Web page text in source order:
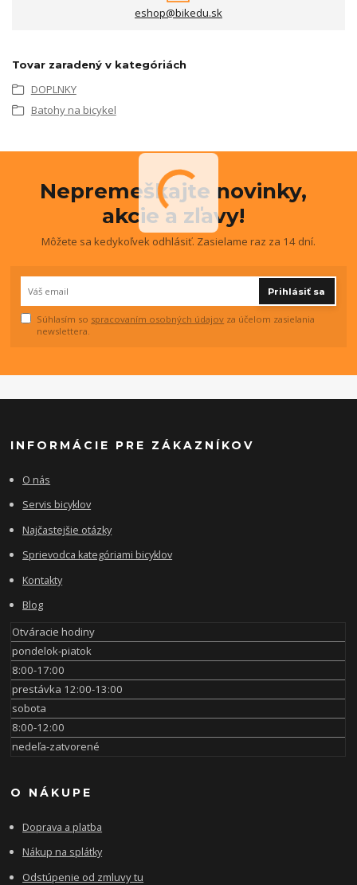
eshop@bikedu.sk
Tovar zaradený v kategóriách
DOPLNKY
Batohy na bicykel
Nepremeškajte novinky,
akcie a zľavy!
Môžete sa kedykoľvek odhlásiť. Zasielame raz za 14 dní.
Prihlásiť sa
Súhlasím so spracovaním osobných údajov za účelom zasielania
newslettera.
INFORMÁCIE PRE ZÁKAZNÍKOV
O nás
Servis bicyklov
Najčastejšie otázky
Sprievodca kategóriami bicyklov
Kontakty
Blog
Otváracie hodiny
pondelok-piatok
8:00-17:00
prestávka 12:00-13:00
sobota
8:00-12:00
nedeľa-zatvorené
O NÁKUPE
Doprava a platba
Nákup na splátky
Odstúpenie od zmluvy tu